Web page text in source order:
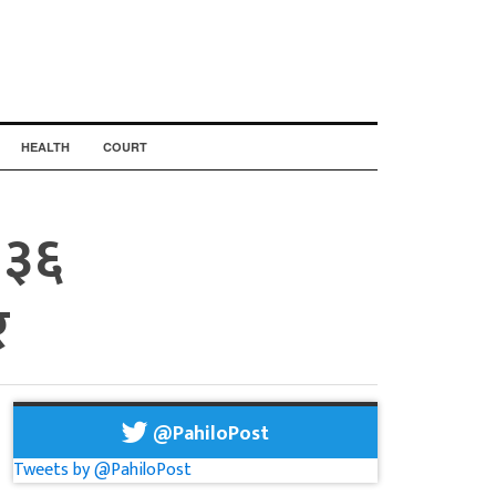
HEALTH COURT
@PahiloPost
Tweets by @PahiloPost